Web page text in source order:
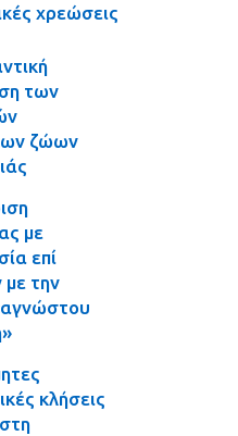
χρεώσεις
των
ζώων
με
επί
με την
κλήσεις